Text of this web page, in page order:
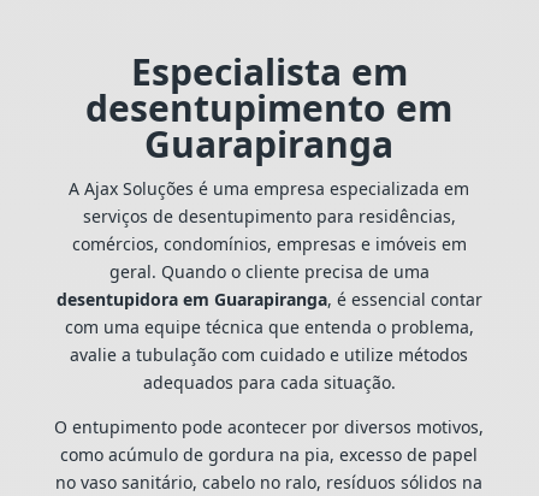
Especialista em
desentupimento em
Guarapiranga
A Ajax Soluções é uma empresa especializada em
serviços de desentupimento para residências,
comércios, condomínios, empresas e imóveis em
geral. Quando o cliente precisa de uma
desentupidora em Guarapiranga, é essencial contar
com uma equipe técnica que entenda o problema,
avalie a tubulação com cuidado e utilize métodos
adequados para cada situação.
O entupimento pode acontecer por diversos motivos,
como acúmulo de gordura na pia, excesso de papel
no vaso sanitário, cabelo no ralo, resíduos sólidos na